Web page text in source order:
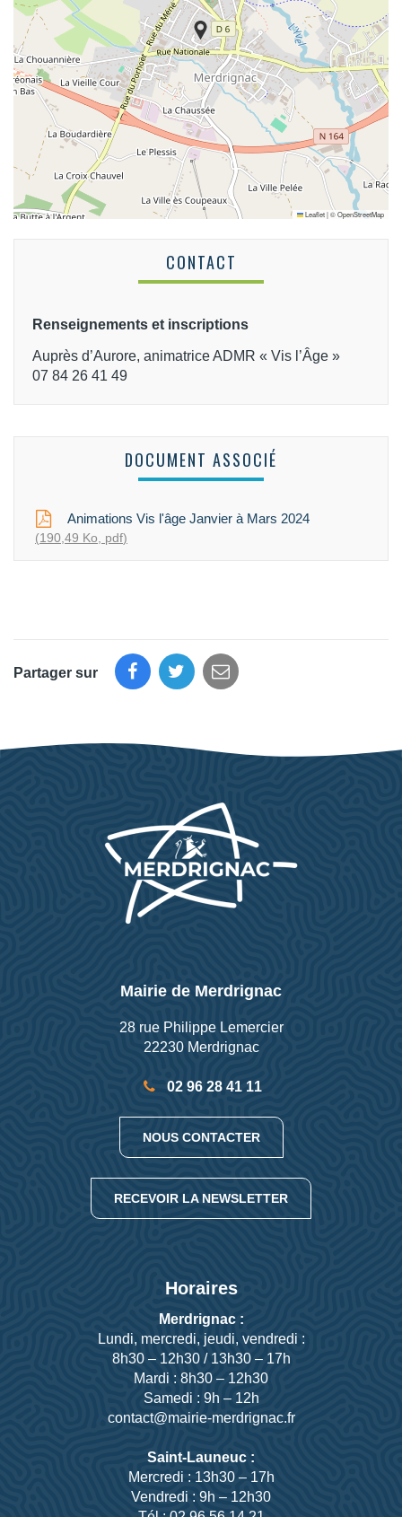
Leaflet|©OpenStreetMap
CONTACT
Renseignements et inscriptions
Auprès d’Aurore, animatrice ADMR « Vis l’Âge »
07 84 26 41 49
DOCUMENT ASSOCIÉ
Animations Vis l'âge Janvier à Mars 2024
190,49 Ko , pdf
Partager sur
Mairie de Merdrignac
28 rue Philippe Lemercier
22230 Merdrignac
02 96 28 41 11
NOUS CONTACTER
RECEVOIR LA NEWSLETTER
Horaires
Merdrignac :
Lundi, mercredi, jeudi, vendredi :
8h30 – 12h30 / 13h30 – 17h
Mardi : 8h30 – 12h30
Samedi : 9h – 12h
contact@mairie-merdrignac.fr
Saint-Launeuc :
Mercredi : 13h30 – 17h
Vendredi : 9h – 12h30